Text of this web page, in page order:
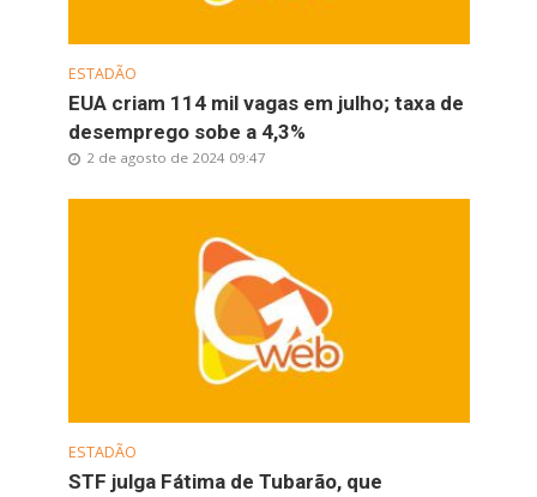
ESTADÃO
EUA criam 114 mil vagas em julho; taxa de
desemprego sobe a 4,3%
2 de agosto de 2024 09:47
ESTADÃO
STF julga Fátima de Tubarão, que